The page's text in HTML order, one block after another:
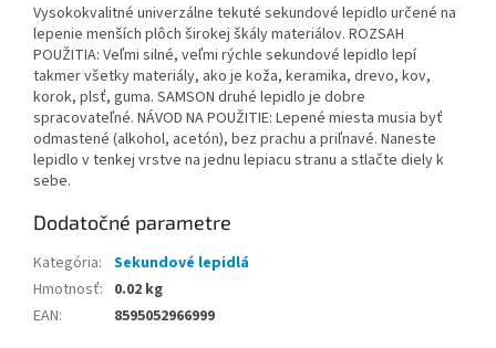
Vysokokvalitné univerzálne tekuté sekundové lepidlo určené na
lepenie menších plôch širokej škály materiálov. ROZSAH
POUŽITIA: Veľmi silné, veľmi rýchle sekundové lepidlo lepí
takmer všetky materiály, ako je koža, keramika, drevo, kov,
korok, plsť, guma. SAMSON druhé lepidlo je dobre
spracovateľné. NÁVOD NA POUŽITIE: Lepené miesta musia byť
odmastené (alkohol, acetón), bez prachu a priľnavé. Naneste
lepidlo v tenkej vrstve na jednu lepiacu stranu a stlačte diely k
sebe.
Dodatočné parametre
Kategória: Sekundové lepidlá
Hmotnosť: 0.02 kg
EAN: 8595052966999